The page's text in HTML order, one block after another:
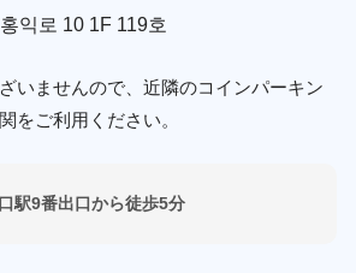
익로 10 1F 119호
いませんので、近隣のコインパーキン
をご利用ください。
駅9番出口から徒歩5分